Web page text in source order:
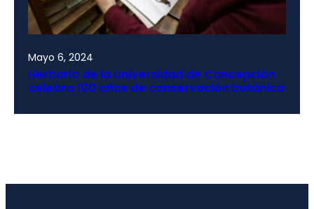
Mayo 6, 2024
Herbario de la Universidad de Concepción
celebra 100 años de conservación botánica